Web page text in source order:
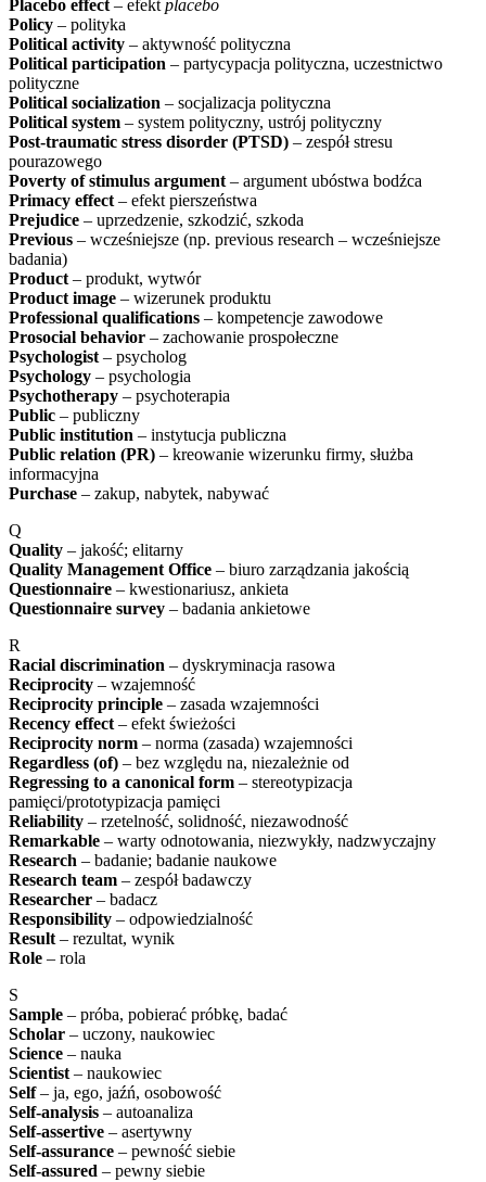
Placebo effect – efekt placebo
Policy – polityka
Political activity – aktywność polityczna
Political participation – partycypacja polityczna, uczestnictwo
polityczne
Political socialization – socjalizacja polityczna
Political system – system polityczny, ustrój polityczny
Post-traumatic stress disorder (PTSD) – zespół stresu
pourazowego
Poverty of stimulus argument – argument ubóstwa bodźca
Primacy effect – efekt pierszeństwa
Prejudice – uprzedzenie, szkodzić, szkoda
Previous – wcześniejsze (np. previous research – wcześniejsze
badania)
Product – produkt, wytwór
Product image – wizerunek produktu
Professional qualifications – kompetencje zawodowe
Prosocial behavior – zachowanie prospołeczne
Psychologist – psycholog
Psychology – psychologia
Psychotherapy – psychoterapia
Public – publiczny
Public institution – instytucja publiczna
Public relation (PR) – kreowanie wizerunku firmy, służba
informacyjna
Purchase – zakup, nabytek, nabywać
Q
Quality – jakość; elitarny
Quality Management Office – biuro zarządzania jakością
Questionnaire – kwestionariusz, ankieta
Questionnaire survey – badania ankietowe
R
Racial discrimination – dyskryminacja rasowa
Reciprocity – wzajemność
Reciprocity principle – zasada wzajemności
Recency effect – efekt świeżości
Reciprocity norm – norma (zasada) wzajemności
Regardless (of) – bez względu na, niezależnie od
Regressing to a canonical form – stereotypizacja
pamięci/prototypizacja pamięci
Reliability – rzetelność, solidność, niezawodność
Remarkable – warty odnotowania, niezwykły, nadzwyczajny
Research – badanie; badanie naukowe
Research team – zespół badawczy
Researcher – badacz
Responsibility – odpowiedzialność
Result – rezultat, wynik
Role – rola
S
Sample – próba, pobierać próbkę, badać
Scholar – uczony, naukowiec
Science – nauka
Scientist – naukowiec
Self– ja, ego, jaźń, osobowość
Self-analysis – autoanaliza
Self-assertive – asertywny
Self-assurance – pewność siebie
Self-assured – pewny siebie